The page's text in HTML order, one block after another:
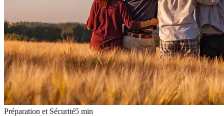
Préparation et Sécurité5 min